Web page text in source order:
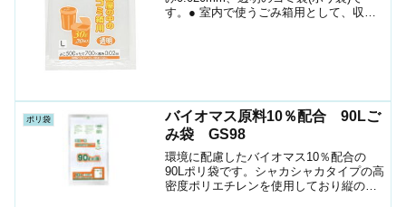
す。● 室内で使うごみ箱用として、収納
ポリ袋
バイオマス原料10％配合 90Lご
み袋 GS98
環境に配慮したバイオマス10％配合の
90Lポリ袋です。シャカシャカタイプの高
密度ポリエチレンを使用しており縦の引